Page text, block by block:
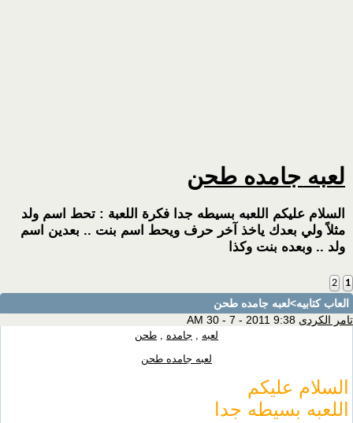
لعبه جامده طحن
السلام عليكم اللعبه بسيطه جدا فكرة اللعبة : تحط اسم ولد
مثلاً ولي بعدك ياخذ آخر حرف ويحط اسم بنت .. بعدين اسم
ولد .. وبعده بنت وكذا
1
2
العاب كتابيه>لعبه جامده طحن
تامر الكردى
لعبه , جامده , طحن
لعبه جامده طحن
السلام عليكم
اللعبه بسيطه جدا